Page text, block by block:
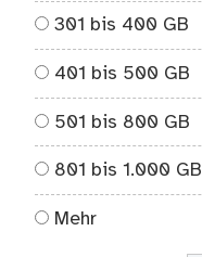
301 bis 400 GB
401 bis 500 GB
501 bis 800 GB
801 bis 1.000 GB
Mehr